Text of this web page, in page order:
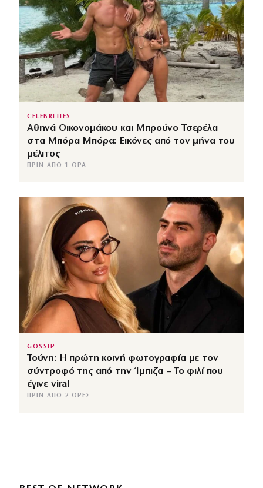
CELEBRITIES
Αθηνά Οικονομάκου και Μπρούνο Τσερέλα
στα Μπόρα Μπόρα: Εικόνες από τον μήνα του
μέλιτος
ΠΡΙΝ ΑΠΌ 1 ΏΡΑ
GOSSIP
Τούνη: Η πρώτη κοινή φωτογραφία με τον
σύντροφό της από την Ίμπιζα – Το φιλί που
έγινε viral
ΠΡΙΝ ΑΠΌ 2 ΏΡΕΣ